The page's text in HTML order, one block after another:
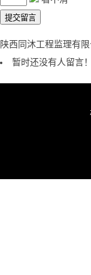
陕西同沐工程监理有
暂时还没有人留言！